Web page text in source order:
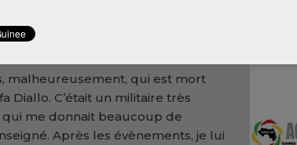
eu des informations de la part
sur la récupération de corps
malheureusement, qui est mort
Diallo. C’était un militaire très
me donnait beaucoup de
Après les évènements, je lui